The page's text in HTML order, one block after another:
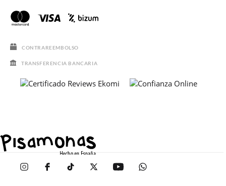
CONTRAREEMBOLSO
TRANSFERENCIA BANCARIA